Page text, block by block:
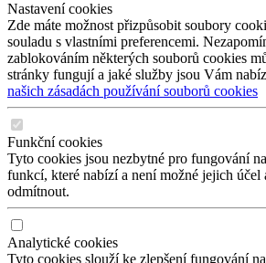
Nastavení cookies
Zde máte možnost přizpůsobit soubory
souladu s vlastními preferencemi.
zablokováním některých souborů cookies
stránky fungují a jaké služby jsou Vám
našich zásadách používání souborů cookies
Funkční cookies
Tyto cookies jsou nezbytné pro fungování
funkcí, které nabízí a není možné jejich účel
odmítnout.
Analytické cookies
Tyto cookies slouží ke zlepšení fungování